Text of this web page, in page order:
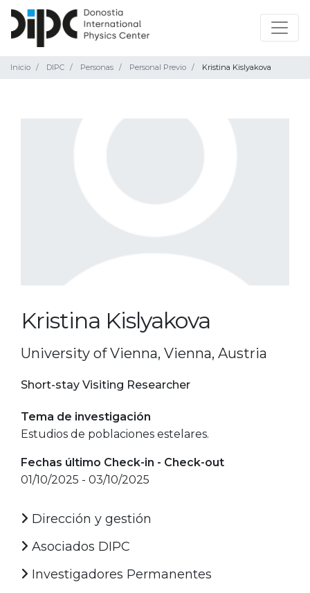
Inicio DIPC Personas Personal Previo Kristina Kislyakova
Kristina Kislyakova
University of Vienna, Vienna, Austria
Short-stay Visiting Researcher
Tema de investigación
Estudios de poblaciones estelares.
Fechas último Check-in - Check-out
01/10/2025 - 03/10/2025
Dirección y gestión
Asociados DIPC
Investigadores Permanentes